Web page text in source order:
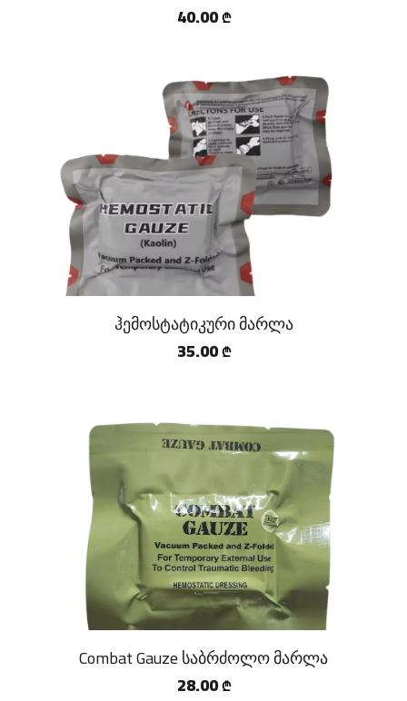
40.00 ₾
ჰემოსტატიკური მარლა
35.00 ₾
Combat Gauze საბრძოლო მარლა
28.00 ₾